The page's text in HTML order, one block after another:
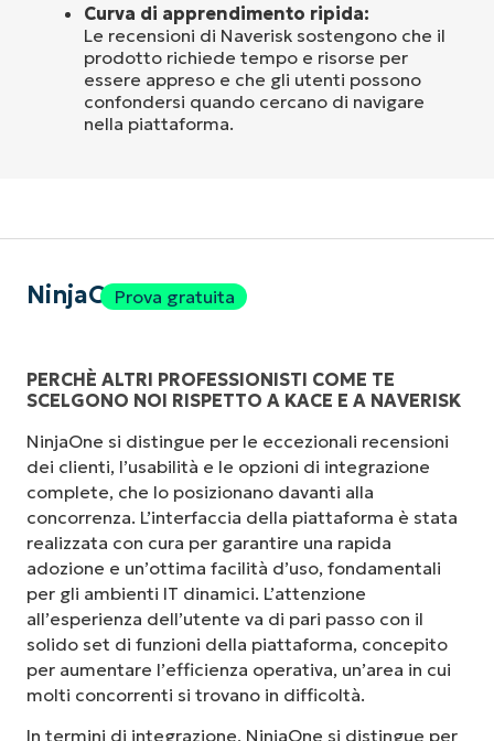
Curva di apprendimento ripida:
Le recensioni di Naverisk sostengono che il
prodotto richiede tempo e risorse per
essere appreso e che gli utenti possono
confondersi quando cercano di navigare
nella piattaforma.
NinjaOneProva gratuita
PERCHÈ ALTRI PROFESSIONISTI COME TE
SCELGONO NOI RISPETTO A KACE E A NAVERISK
NinjaOne si distingue per le eccezionali recensioni
dei clienti, l’usabilità e le opzioni di integrazione
complete, che lo posizionano davanti alla
concorrenza. L’interfaccia della piattaforma è stata
realizzata con cura per garantire una rapida
adozione e un’ottima facilità d’uso, fondamentali
per gli ambienti IT dinamici. L’attenzione
all’esperienza dell’utente va di pari passo con il
solido set di funzioni della piattaforma, concepito
per aumentare l’efficienza operativa, un’area in cui
molti concorrenti si trovano in difficoltà.
In termini di integrazione, NinjaOne si distingue per